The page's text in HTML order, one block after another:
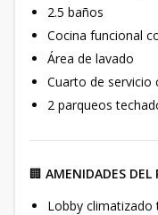
2.5 baños
Cocina funcional
Área de lavado
Cuarto de servicio
2 parqueos
🏢 AMENIDADES DEL
Lobby climatizado